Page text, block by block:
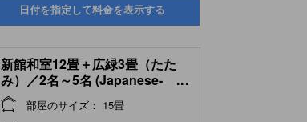
日付を指定して料金を表示する
新館和室12畳＋広緑3畳（たた
み）／2名～5名 (Japanese-
style Room with Hiroen Space
(New Building))
...
部屋のサイズ： 15畳